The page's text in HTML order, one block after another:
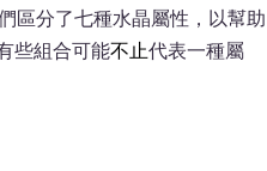
區分了七種水晶屬性，以幫助
些組合可能不止代表一種屬